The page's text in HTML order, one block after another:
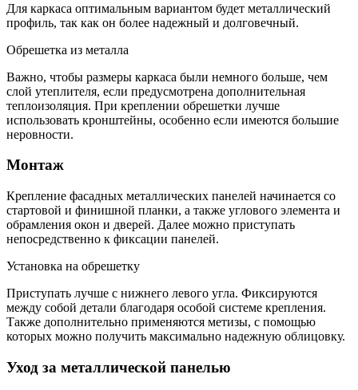
Для каркаса оптимальным вариантом будет металлический
профиль, так как он более надежный и долговечный.
Обрешетка из металла
Важно, чтобы размеры каркаса были немного больше, чем
слой утеплителя, если предусмотрена дополнительная
теплоизоляция. При креплении обрешетки лучше
использовать кронштейны, особенно если имеются большие
неровности.
Монтаж
Крепление фасадных металлических панелей начинается со
стартовой и финишной планки, а также углового элемента и
обрамления окон и дверей. Далее можно приступать
непосредственно к фиксации панелей.
Установка на обрешетку
Приступать лучше с нижнего левого угла. Фиксируются
между собой детали благодаря особой системе крепления.
Также дополнительно применяются метизы, с помощью
которых можно получить максимально надежную облицовку.
Уход за металлической панелью